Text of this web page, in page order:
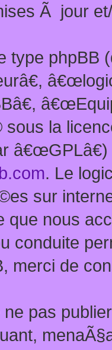
Ã jour
type phpBB
sous la
. Le
sur
que nous
conduite
merci de
pas